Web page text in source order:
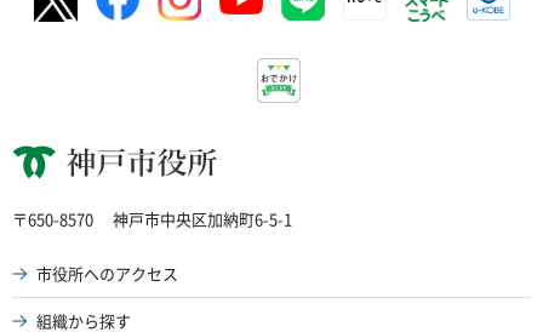
神戸市役所
〒650-8570 神戸市中央区加納町6-5-1
市役所へのアクセス
組織から探す